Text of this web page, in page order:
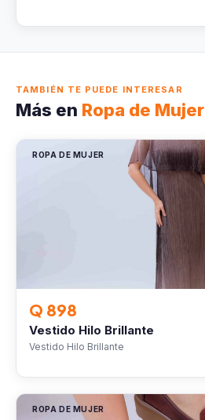
TAMBIÉN TE PUEDE INTERESAR
Más en Ropa de Mujer
ROPA DE MUJER
Q 898
Vestido Hilo Brillante
Vestido Hilo Brillante
ROPA DE MUJER